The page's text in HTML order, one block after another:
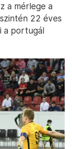
a mérlege a
22 éves
a portugál